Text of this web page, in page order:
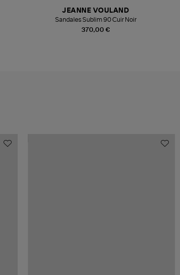
370,00 €
JEANNE VOULAND
Sandales Sublim 90 Cuir Noir